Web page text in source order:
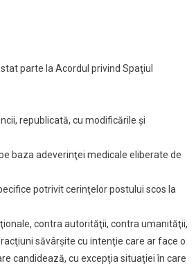
parte la Acordul privind Spaţiul
republicată, cu modificările şi
baza adeverinţei medicale eliberate de
potrivit cerinţelor postului scos la
contra autorităţii, contra umanităţii,
săvârşite cu intenţie care ar face o
candidează, cu excepţia situaţiei în care